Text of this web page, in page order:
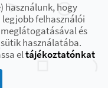
1.9.3-VEKOP-17 projekt
használunk, hogy
felhasználói
és
használatába.
eltájékoztatónkat